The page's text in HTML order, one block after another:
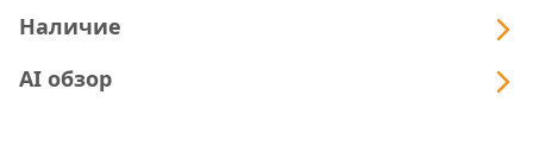
Наличие
AI обзор